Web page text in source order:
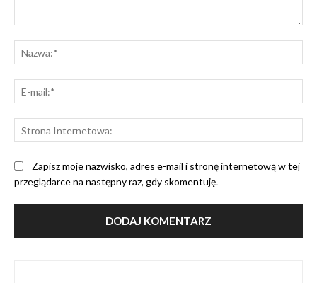
Zapisz moje nazwisko, adres e-mail i stronę internetową w tej
przeglądarce na następny raz, gdy skomentuję.